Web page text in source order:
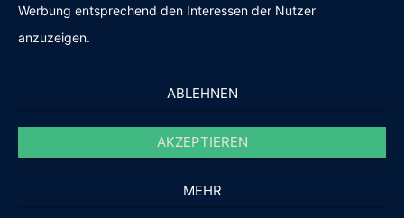
Werbung entsprechend den Interessen der Nutzer
anzuzeigen.
ABLEHNEN
AKZEPTIEREN
MEHR